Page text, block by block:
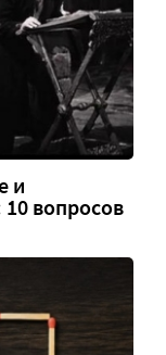
и
вопросов